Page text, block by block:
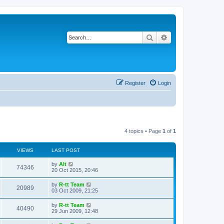
Search
Login
Register
4 topics • Page 1 of 1
VIEWS LAST POST
74346V
i
w
s
L
a
t
p
o
s
t
by Alt
20 Oct 2015, 20:46
20989V
i
L
a
t
p
o
s
by R-tt Team
03 Oct 2009, 21:25
40490V
i
L
a
t
by R-tt Team
29 Jun 2009, 12:48